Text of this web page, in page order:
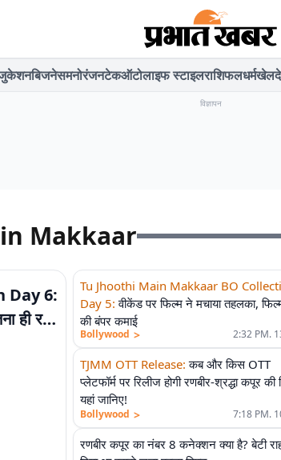
बिजनेसमनोरंजनटेकऑटोलाइफ स्टाइलराशिफलधर्मखेल
विज्ञापन
Makkaar
Day 6:
ही रहा
Tu Jhoothi Main Makkaar BO
Day 5: वीकेंड पर फिल्म ने मचाया तहलका,
की बंपर कमाई
Bollywood > 2:32 PM.
TJMM OTT Release: कब और किस OTT
प्लेटफॉर्म पर रिलीज होगी रणबीर-श्रद्धा कपूर की
यहां जानिए!
Bollywood > 7:18 PM.
रणबीर कपूर का नंबर 8 कनेक्शन क्या है? बेटी